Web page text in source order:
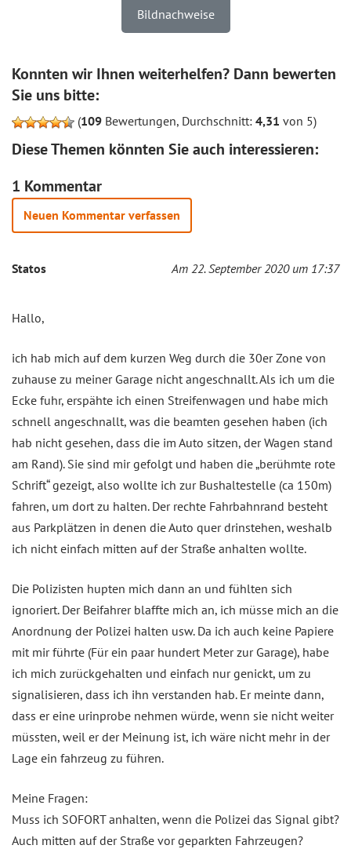
Bildnachweise
Konnten wir Ihnen weiterhelfen? Dann bewerten
Sie uns bitte:
(109 Bewertungen, Durchschnitt: 4,31 von 5)
Diese Themen könnten Sie auch interessieren:
1 Kommentar
Neuen Kommentar verfassen
Statos Am 22. September 2020 um 17:37
Hallo,
ich hab mich auf dem kurzen Weg durch die 30er Zone von
zuhause zu meiner Garage nicht angeschnallt. Als ich um die
Ecke fuhr, erspähte ich einen Streifenwagen und habe mich
schnell angeschnallt, was die beamten gesehen haben (ich
hab nicht gesehen, dass die im Auto sitzen, der Wagen stand
am Rand). Sie sind mir gefolgt und haben die „berühmte rote
Schrift“ gezeigt, also wollte ich zur Bushaltestelle (ca 150m)
fahren, um dort zu halten. Der rechte Fahrbahnrand besteht
aus Parkplätzen in denen die Auto quer drinstehen, weshalb
ich nicht einfach mitten auf der Straße anhalten wollte.
Die Polizisten hupten mich dann an und fühlten sich
ignoriert. Der Beifahrer blaffte mich an, ich müsse mich an die
Anordnung der Polizei halten usw. Da ich auch keine Papiere
mit mir führte (Für ein paar hundert Meter zur Garage), habe
ich mich zurückgehalten und einfach nur genickt, um zu
signalisieren, dass ich ihn verstanden hab. Er meinte dann,
dass er eine urinprobe nehmen würde, wenn sie nicht weiter
müssten, weil er der Meinung ist, ich wäre nicht mehr in der
Lage ein fahrzeug zu führen.
Meine Fragen:
Muss ich SOFORT anhalten, wenn die Polizei das Signal gibt?
Auch mitten auf der Straße vor geparkten Fahrzeugen?